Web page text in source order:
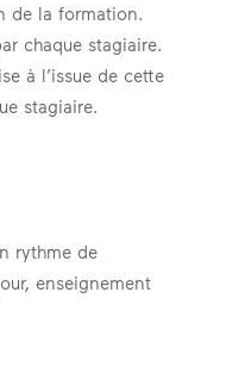
de la formation.
chaque stagiaire.
à l’issue de cette
stagiaire.
rythme de
enseignement